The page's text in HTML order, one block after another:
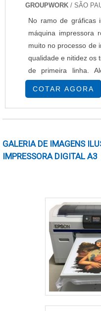
GROUPWORK / SÃO
No ramo de gráficas
máquina impressora
muito no processo de
qualidade e nitidez os
de primeira linha.
também tem a
quantidades. Por
considerada uma
alavancar seu
IMPRESSORAS
rotativa possui ava.
COTAR AGORA
GALERIA DE IMAGENS
IMPRESSORA DIGITAL A3